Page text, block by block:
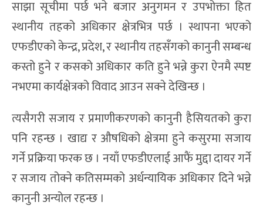
साझा सूचीमा पर्छ भने बजार अनुगमन र उपभोक्ता हित
स्थानीय तहको अधिकार क्षेत्रभित्र पर्छ । स्थापना भएको
एफडीएको केन्द्र, प्रदेश, र स्थानीय तहसँगको कानुनी सम्बन्ध
कस्तो हुने र कसको अधिकार कति हुने भन्ने कुरा ऐनमै स्पष्ट
नभएमा कार्यक्षेत्रको विवाद आउन सक्ने देखिन्छ ।
त्यसैगरी सजाय र प्रमाणीकरणको कानुनी हैसियतको कुरा
पनि रहन्छ । खाद्य र औषधिको क्षेत्रमा हुने कसुरमा सजाय
गर्ने प्रक्रिया फरक छ । नयाँ एफडीएलाई आफैं मुद्दा दायर गर्ने
र सजाय तोक्ने कतिसम्मको अर्धन्यायिक अधिकार दिने भन्ने
कानुनी अन्योल रहन्छ ।